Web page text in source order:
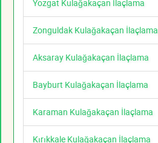
Yozgat Kulağakaçan İlaçlama
Zonguldak Kulağakaçan İlaçlama
Aksaray Kulağakaçan İlaçlama
Bayburt Kulağakaçan İlaçlama
Karaman Kulağakaçan İlaçlama
Kırıkkale Kulağakaçan İlaçlama